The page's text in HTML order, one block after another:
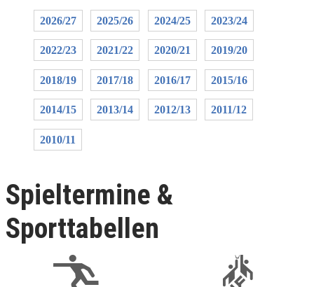
2026/27 2025/26 2024/25 2023/24
2022/23 2021/22 2020/21 2019/20
2018/19 2017/18 2016/17 2015/16
2014/15 2013/14 2012/13 2011/12
2010/11
Spieltermine &
Sporttabellen